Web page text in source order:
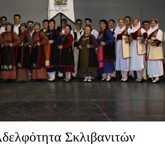
Σκλιβανιτών